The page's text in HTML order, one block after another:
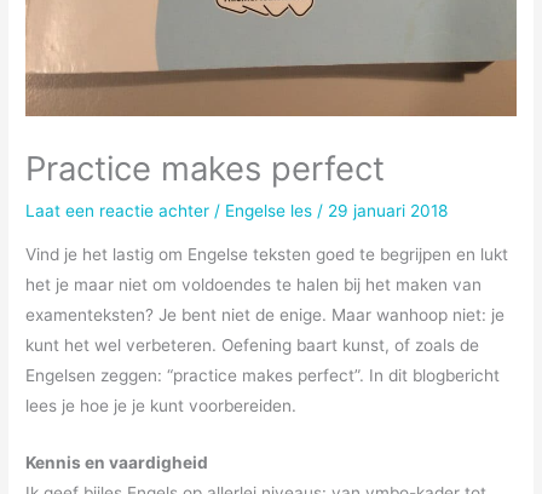
Practice makes perfect
Laat een reactie achter / Engelse les / 29 januari 2018
Vind je het lastig om Engelse teksten goed te begrijpen en lukt
het je maar niet om voldoendes te halen bij het maken van
examenteksten? Je bent niet de enige. Maar wanhoop niet: je
kunt het wel verbeteren. Oefening baart kunst, of zoals de
Engelsen zeggen: “practice makes perfect”. In dit blogbericht
lees je hoe je je kunt voorbereiden.
Kennis en vaardigheid